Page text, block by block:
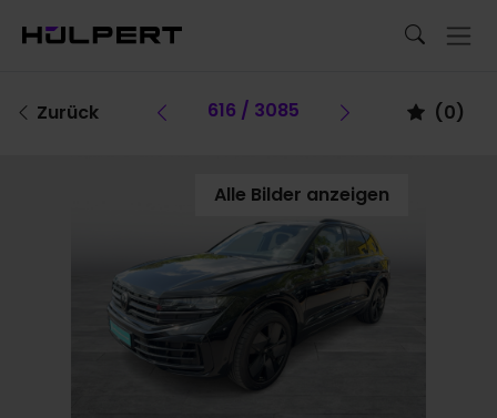
Zurück Vorheriges Fahrzeug
616 / 3085 Vorheriges
(0)
Alle Bilder anzeigen